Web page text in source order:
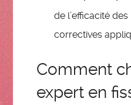
de l’efficacité
correctives
Comment
expert en